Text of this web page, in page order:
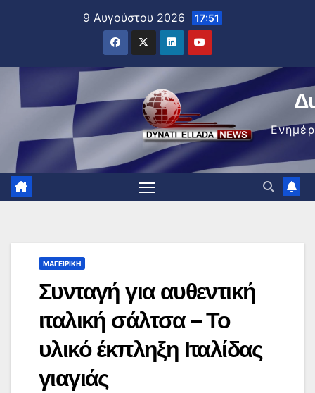
9 Αυγούστου 2026 17:51
ΜΑΓΕΙΡΙΚΉ
Συνταγή για αυθεντική
ιταλική σάλτσα – Το
υλικό έκπληξη Ιταλίδας
γιαγιάς